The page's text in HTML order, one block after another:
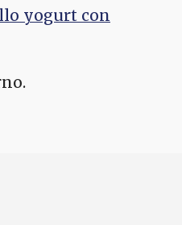
yogurt con